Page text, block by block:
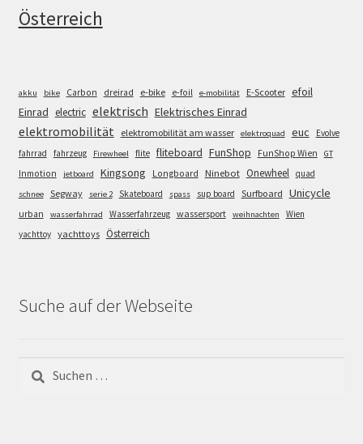
Österreich
akku bike Carbon dreirad e-bike e-foil e-mobilität E-Scooter efoil
Einrad electric elektrisch Elektrisches Einrad
elektromobilität elektromobilität am wasser elektroquad euc
Evolve
fahrrad
fahrzeug Firewheel flite fliteboard FunShop FunShop Wien GT
Inmotion jetboard Kingsong Longboard Ninebot Onewheel quad
schnee Segway serie 2 Skateboard spass sup board Surfboard Unicycle
urban wasserfahrrad Wasserfahrzeug wassersport weihnachten
Wien
yachttoy yachttoys Österreich
Suche auf der Webseite
Suchen
nach: